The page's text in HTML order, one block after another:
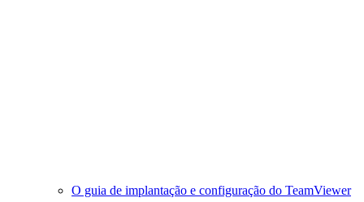
O guia de implantação e configuração do TeamViewer